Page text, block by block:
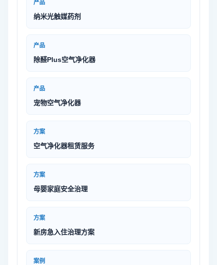
产品
纳米光触媒药剂
产品
除醛Plus空气净化器
产品
宠物空气净化器
方案
空气净化器租赁服务
方案
母婴家庭安全治理
方案
新房急入住治理方案
案例